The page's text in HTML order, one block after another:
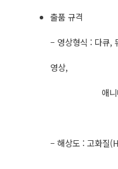
출품 규격
– 영상형식 : 다큐,
영상,
애니메이션,
– 해상도 : 고화질